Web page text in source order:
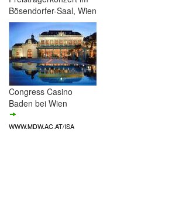
Bösendorfer-Saal, Wien
Congress Casino
Baden bei Wien
WWW.MDW.AC.AT/ISA